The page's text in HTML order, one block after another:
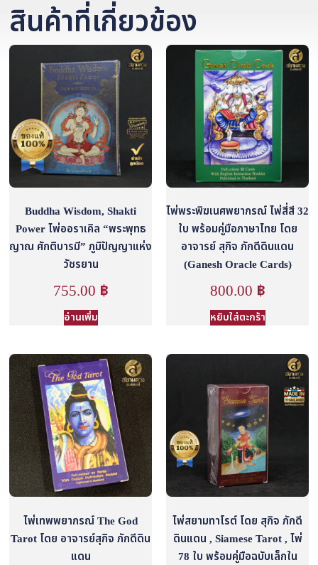
สินค้าที่เกี่ยวข้อง
Buddha Wisdom, Shakti
Power ไพ่ออราเคิล “พระพุทธ
ญาณ ศักติบารมี” ภูมิปัญญาแห่ง
วัชรยาน
755.00 ฿
อ่านเพิ่ม
ไพ่พระพิฆเนศพยากรณ์ ไพ่สี่สี 32
ใบ พร้อมคู่มือภาษาไทย โดย
อาจารย์ สุกิจ ภักดีดินแดน
(Ganesh Oracle Cards)
800.00 ฿
หยิบใส่ตะกร้า
ไพ่เทพพยากรณ์ The God
Tarot โดย อาจารย์สุกิจ ภักดีดิน
แดน
ไพ่สยามทาโรต์ โดย สุกิจ ภักดี
ดินแดน , Siamese Tarot , ไพ่
78 ใบ พร้อมคู่มือฉบับเล็กใน